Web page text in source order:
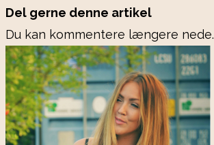
Del gerne denne artikel
Du kan kommentere længere nede.